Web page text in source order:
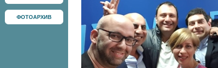
ФОТОАРХИВ